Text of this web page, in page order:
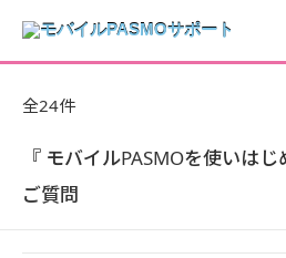
『 モバイルPASMOを使いは
ご質問
全24件